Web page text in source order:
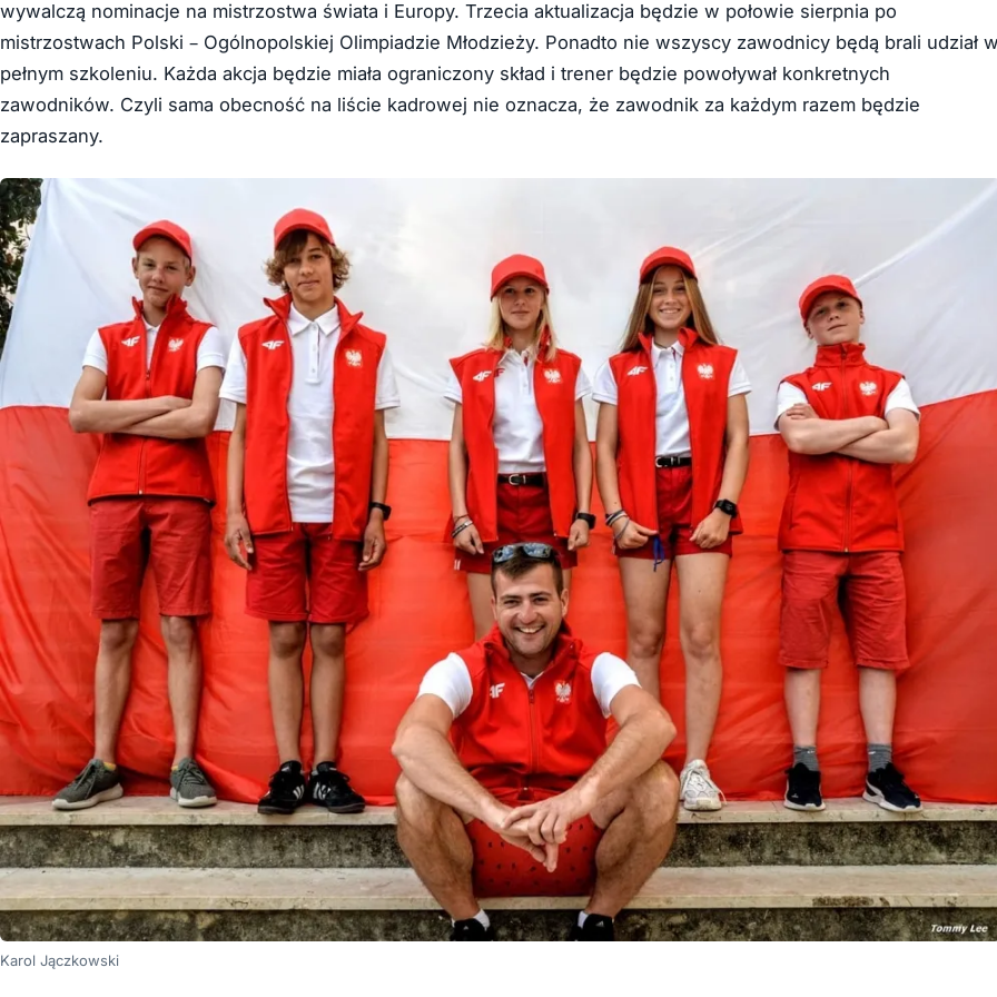
wywalczą nominacje na mistrzostwa świata i Europy. Trzecia aktualizacja będzie w połowie sierpnia po
mistrzostwach Polski – Ogólnopolskiej Olimpiadzie Młodzieży. Ponadto nie wszyscy zawodnicy będą brali udział
pełnym szkoleniu. Każda akcja będzie miała ograniczony skład i trener będzie powoływał konkretnych
zawodników. Czyli sama obecność na liście kadrowej nie oznacza, że zawodnik za każdym razem będzie
zapraszany.
Karol Jączkowski